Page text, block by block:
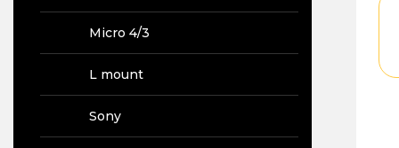
Micro 4/3
L mount
Sony